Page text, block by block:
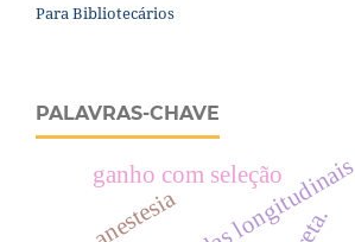
Para Bibliotecários
PALAVRAS-CHAVE
ondas longitudinais
anestesia
ganho com seleção